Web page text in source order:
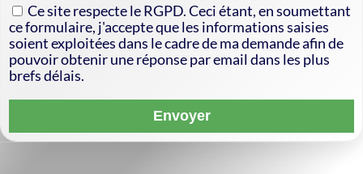
Ce site respecte le RGPD. Ceci étant, en soumettant
ce formulaire, j'accepte que les informations saisies
soient exploitées dans le cadre de ma demande afin de
pouvoir obtenir une réponse par email dans les plus
brefs délais.